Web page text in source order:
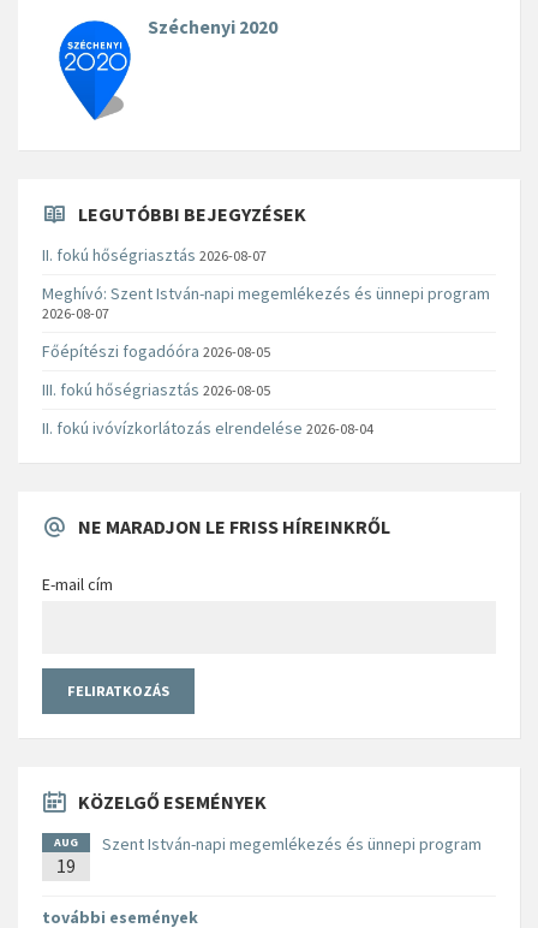
Széchenyi 2020
LEGUTÓBBI BEJEGYZÉSEK
II. fokú hőségriasztás 2026-08-07
Meghívó: Szent István-napi megemlékezés és ünnepi program
2026-08-07
Főépítészi fogadóóra 2026-08-05
III. fokú hőségriasztás 2026-08-05
II. fokú ivóvízkorlátozás elrendelése 2026-08-04
NE MARADJON LE FRISS HÍREINKRŐL
E-mail cím
KÖZELGŐ ESEMÉNYEK
AUG
19
Szent István-napi megemlékezés és ünnepi program
további események